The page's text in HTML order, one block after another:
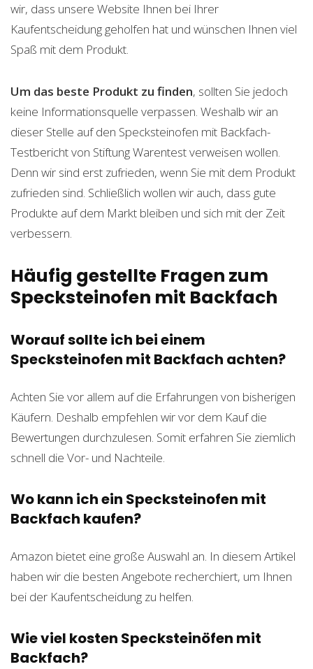
wir, dass unsere Website Ihnen bei Ihrer
Kaufentscheidung geholfen hat und wünschen Ihnen viel
Spaß mit dem Produkt.
Um das beste Produkt zu finden, sollten Sie jedoch
keine Informationsquelle verpassen. Weshalb wir an
dieser Stelle auf den Specksteinofen mit Backfach-
Testbericht von Stiftung Warentest verweisen wollen.
Denn wir sind erst zufrieden, wenn Sie mit dem Produkt
zufrieden sind. Schließlich wollen wir auch, dass gute
Produkte auf dem Markt bleiben und sich mit der Zeit
verbessern.
Häufig gestellte Fragen zum
Specksteinofen mit Backfach
Worauf sollte ich bei einem
Specksteinofen mit Backfach achten?
Achten Sie vor allem auf die Erfahrungen von bisherigen
Käufern. Deshalb empfehlen wir vor dem Kauf die
Bewertungen durchzulesen. Somit erfahren Sie ziemlich
schnell die Vor- und Nachteile.
Wo kann ich ein Specksteinofen mit
Backfach kaufen?
Amazon bietet eine große Auswahl an. In diesem Artikel
haben wir die besten Angebote recherchiert, um Ihnen
bei der Kaufentscheidung zu helfen.
Wie viel kosten Specksteinöfen mit
Backfach?